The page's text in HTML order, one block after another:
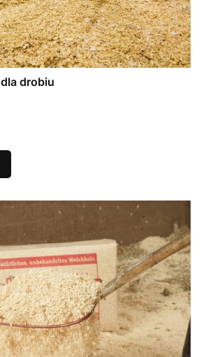
Ściółka wiórowa dla drobiu